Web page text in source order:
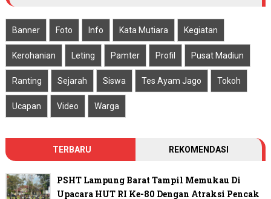
Banner Foto Info Kata Mutiara Kegiatan
Kerohanian Leting Pamter Profil Pusat Madiun
Ranting Sejarah Siswa Tes Ayam Jago Tokoh
Ucapan Video Warga
TERBARU REKOMENDASI
PSHT Lampung Barat Tampil Memukau Di
Upacara HUT RI Ke-80 Dengan Atraksi Pencak